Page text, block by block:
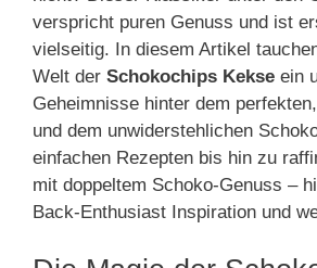
verspricht puren Genuss und ist
vielseitig. In diesem Artikel
Welt der Schokochips Kekse ein
Geheimnisse hinter dem
und dem unwiderstehlichen
einfachen Rezepten bis hin zu
mit doppeltem Schoko-Genuss –
Back-Enthusiast Inspiration und